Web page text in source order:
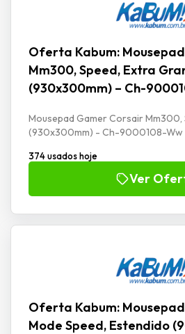
Oferta Kabum:
Mm300, Speed, Extra
(930x300mm) – Ch-
Mousepad Gamer Corsair Mm300,
(930x300mm) - Ch-9000108-Ww
374 usados hoje
Ver
Oferta Kabum:
Mode Speed, Estendido